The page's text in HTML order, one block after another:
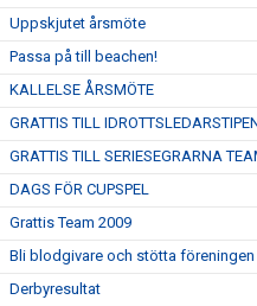
Uppskjutet årsmöte
Passa på till beachen!
KALLELSE ÅRSMÖTE
GRATTIS TILL
GRATTIS TILL SERIESEGRARNA
DAGS FÖR CUPSPEL
Grattis Team 2009
Bli blodgivare och stötta
Derbyresultat